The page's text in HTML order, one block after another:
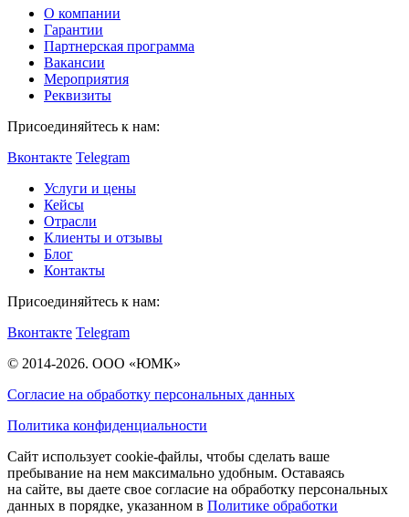
О компании
Гарантии
Партнерская программа
Вакансии
Мероприятия
Реквизиты
Присоединяйтесь к нам:
Вконтакте Telegram
Услуги и цены
Кейсы
Отрасли
Клиенты и отзывы
Блог
Контакты
Присоединяйтесь к нам:
Вконтакте Telegram
© 2014-2026. ООО «ЮМК»
Согласие на обработку персональных данных
Политика конфиденциальности
Сайт использует cookie-файлы, чтобы сделать ваше
пребывание на нем максимально удобным. Оставаясь
на сайте, вы даете свое согласие на обработку персональных
данных в порядке, указанном в Политике обработки